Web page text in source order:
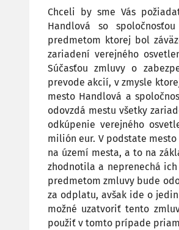
Chceli by sme Vás
Handlová so
predmetom ktorej bol
zariadení verejného
Súčasťou zmluvy o
prevode akcií, v zmysle
mesto Handlová a
odovzdá mestu všetky
odkúpenie verejného
milión eur. V podstate
na území mesta, a to na
zhodnotila a neprenechá
predmetom zmluvy bude
za odplatu, avšak ide o
možné uzatvoriť tento
použiť v tomto prípade